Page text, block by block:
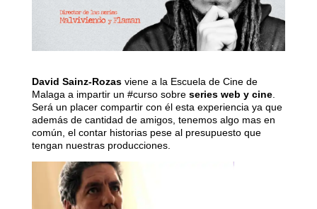
David Sainz-Rozasviene a la Escuela de Cine de
Malaga a impartir un ‪#‎curso‬ sobre series web y cine.
Será un placer compartir con él esta experiencia ya que
además de cantidad de amigos, tenemos algo mas en
común, el contar historias pese al presupuesto que
tengan nuestras producciones.